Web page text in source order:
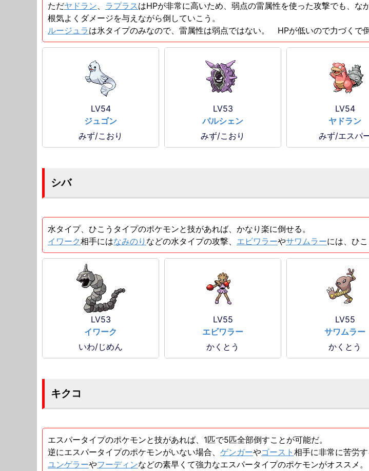
ただヤドラン、 ラプラスはHPが非常に高いため、弱点の雷属性を使った攻撃でも、な
根気よくダメージを与えながら倒していこう。
ルージュラは氷タイプのみなので、雷属性は弱点ではない。 HPが低いので力づくで
LV54
ジュゴン
みず/こおり
LV53
パルシェン
みず/こおり
LV54
ヤドラン
みず/エスパ
シバ
水タイプ、ひこうタイプのポケモンと技があれば、かなり楽に倒せる。
イワーク相手にはなみのり などの水タイプの攻撃、 エビワラーやサワムラーには、ひ
LV53
イワーク
いわ/じめん
LV55
エビワラー
かくとう
LV55
サワムラー
かくとう
キクコ
エスパータイプのポケモンと技があれば、1匹で5匹全部倒すことが可能だ。
逆にエスパータイプのポケモンがいない場合、 ゲンガーやゴースト 相手に非常に苦労す
ユンゲラーやフーディンなどの素早くて強力なエスパータイプのポケモンがオススメ。